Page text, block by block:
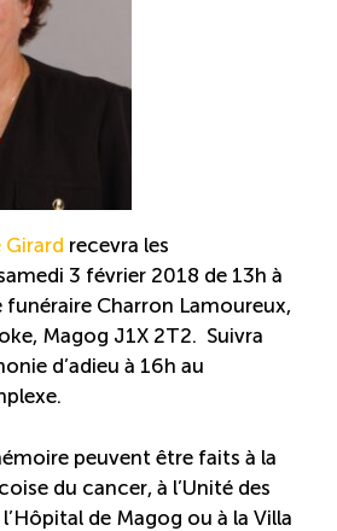
formations
milieu de travail
Girard recevra les
3 février 2018 de 13h à
funéraire Charron Lamoureux,
Magog J1X 2T2. Suivra
d’adieu à 16h au
peuvent être faits à la
du cancer, à l’Unité des
de Magog ou à la Villa